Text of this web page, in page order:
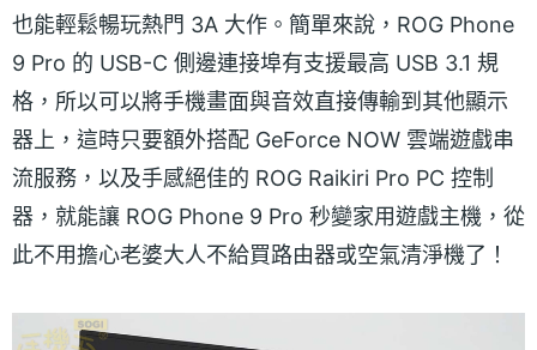
也能輕鬆暢玩熱門 3A 大作。簡單來說，ROG Phone
9 Pro 的 USB-C 側邊連接埠有支援最高 USB 3.1 規
格，所以可以將手機畫面與音效直接傳輸到其他顯示
器上，這時只要額外搭配 GeForce NOW 雲端遊戲串
流服務，以及手感絕佳的 ROG Raikiri Pro PC 控制
器，就能讓 ROG Phone 9 Pro 秒變家用遊戲主機，從
此不用擔心老婆大人不給買路由器或空氣清淨機了！